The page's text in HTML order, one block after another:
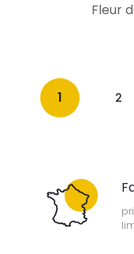
Fleur
1 2